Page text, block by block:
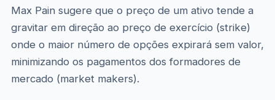
Max Pain sugere que o preço de um ativo tende a
gravitar em direção ao preço de exercício (strike)
onde o maior número de opções expirará sem valor,
minimizando os pagamentos dos formadores de
mercado (market makers).